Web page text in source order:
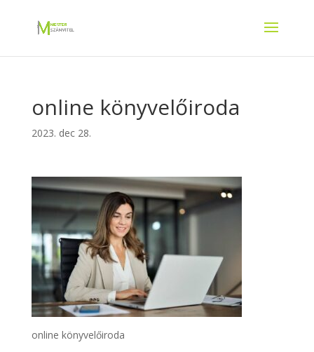
online könyvelőiroda
2023. dec 28.
online könyvelőiroda